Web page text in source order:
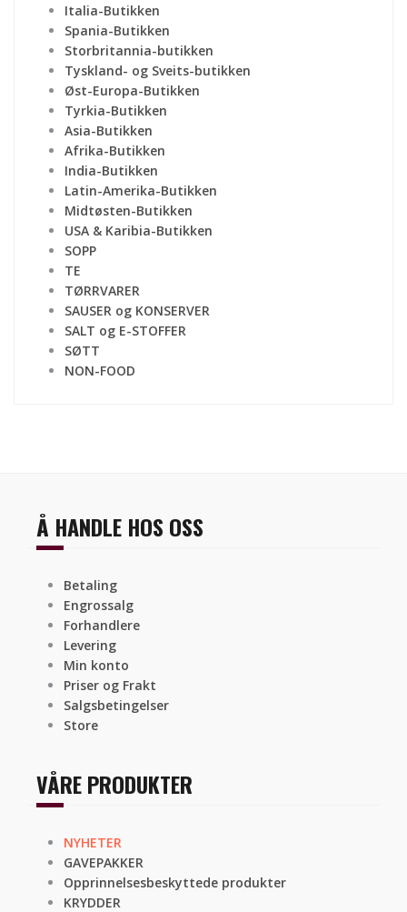
Italia-Butikken
Spania-Butikken
Storbritannia-butikken
Tyskland- og Sveits-butikken
Øst-Europa-Butikken
Tyrkia-Butikken
Asia-Butikken
Afrika-Butikken
India-Butikken
Latin-Amerika-Butikken
Midtøsten-Butikken
USA & Karibia-Butikken
SOPP
TE
TØRRVARER
SAUSER og KONSERVER
SALT og E-STOFFER
SØTT
NON-FOOD
Å HANDLE HOS OSS
Betaling
Engrossalg
Forhandlere
Levering
Min konto
Priser og Frakt
Salgsbetingelser
Store
VÅRE PRODUKTER
NYHETER
GAVEPAKKER
Opprinnelsesbeskyttede produkter
KRYDDER